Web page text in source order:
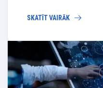
SKATĪT VAIRĀK